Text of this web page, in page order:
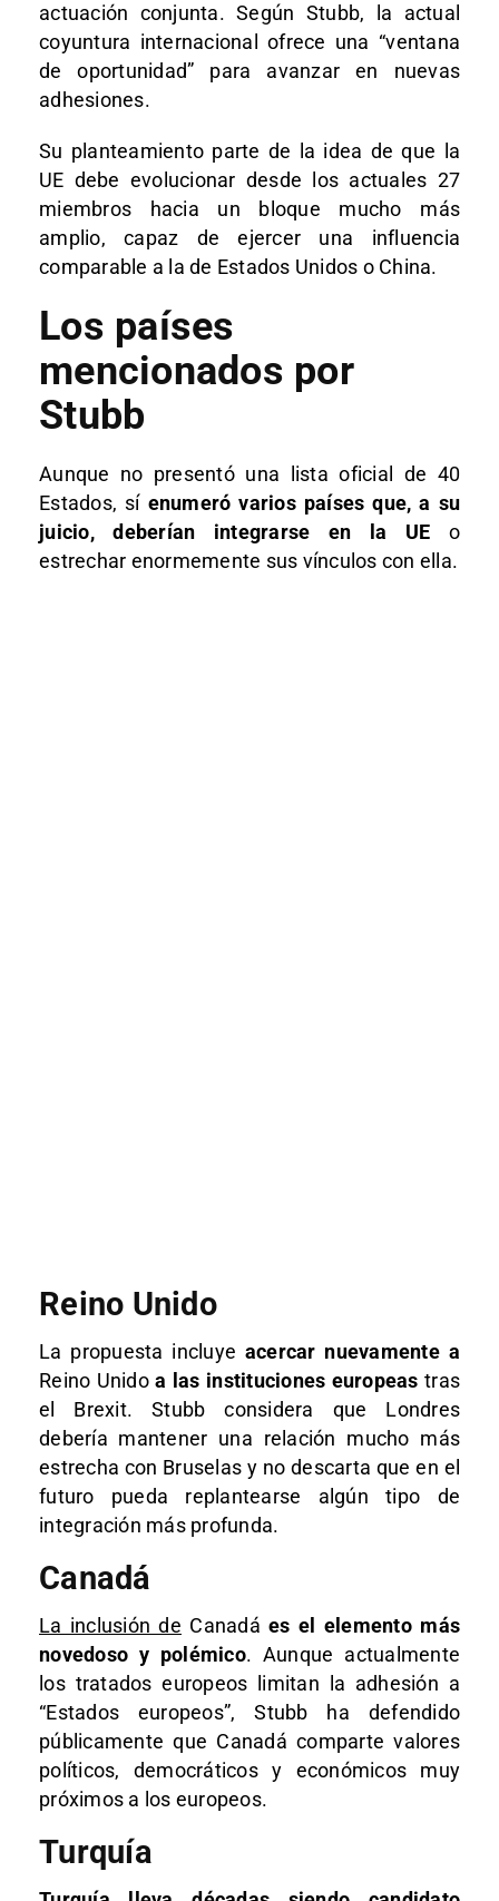
actuación conjunta. Según Stubb, la actual
coyuntura internacional ofrece una “ventana
de oportunidad” para avanzar en nuevas
adhesiones.
Su planteamiento parte de la idea de que la
UE debe evolucionar desde los actuales 27
miembros hacia un bloque mucho más
amplio, capaz de ejercer una influencia
comparable a la de Estados Unidos o China.
Los países
mencionados por
Stubb
Aunque no presentó una lista oficial de 40
Estados, sí enumeró varios países que, a su
juicio, deberían integrarse en la UE o
estrechar enormemente sus vínculos con ella.
Reino Unido
La propuesta incluye acercar nuevamente a
Reino Unidoa las instituciones europeas tras
el Brexit. Stubb considera que Londres
debería mantener una relación mucho más
estrecha con Bruselas y no descarta que en el
futuro pueda replantearse algún tipo de
integración más profunda.
Canadá
La inclusión de Canadá es el elemento más
novedoso y polémico. Aunque actualmente
los tratados europeos limitan la adhesión a
“Estados europeos”, Stubb ha defendido
públicamente que Canadá comparte valores
políticos, democráticos y económicos muy
próximos a los europeos.
Turquía